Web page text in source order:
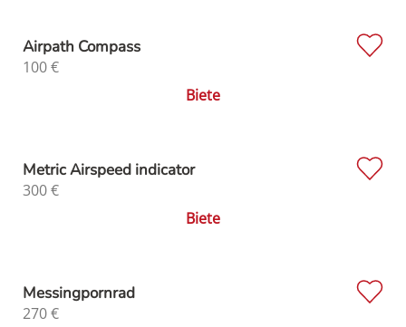
Airpath Compass
100€
Biete
Metric Airspeed indicator
300€
Biete
Messingpornrad
270€